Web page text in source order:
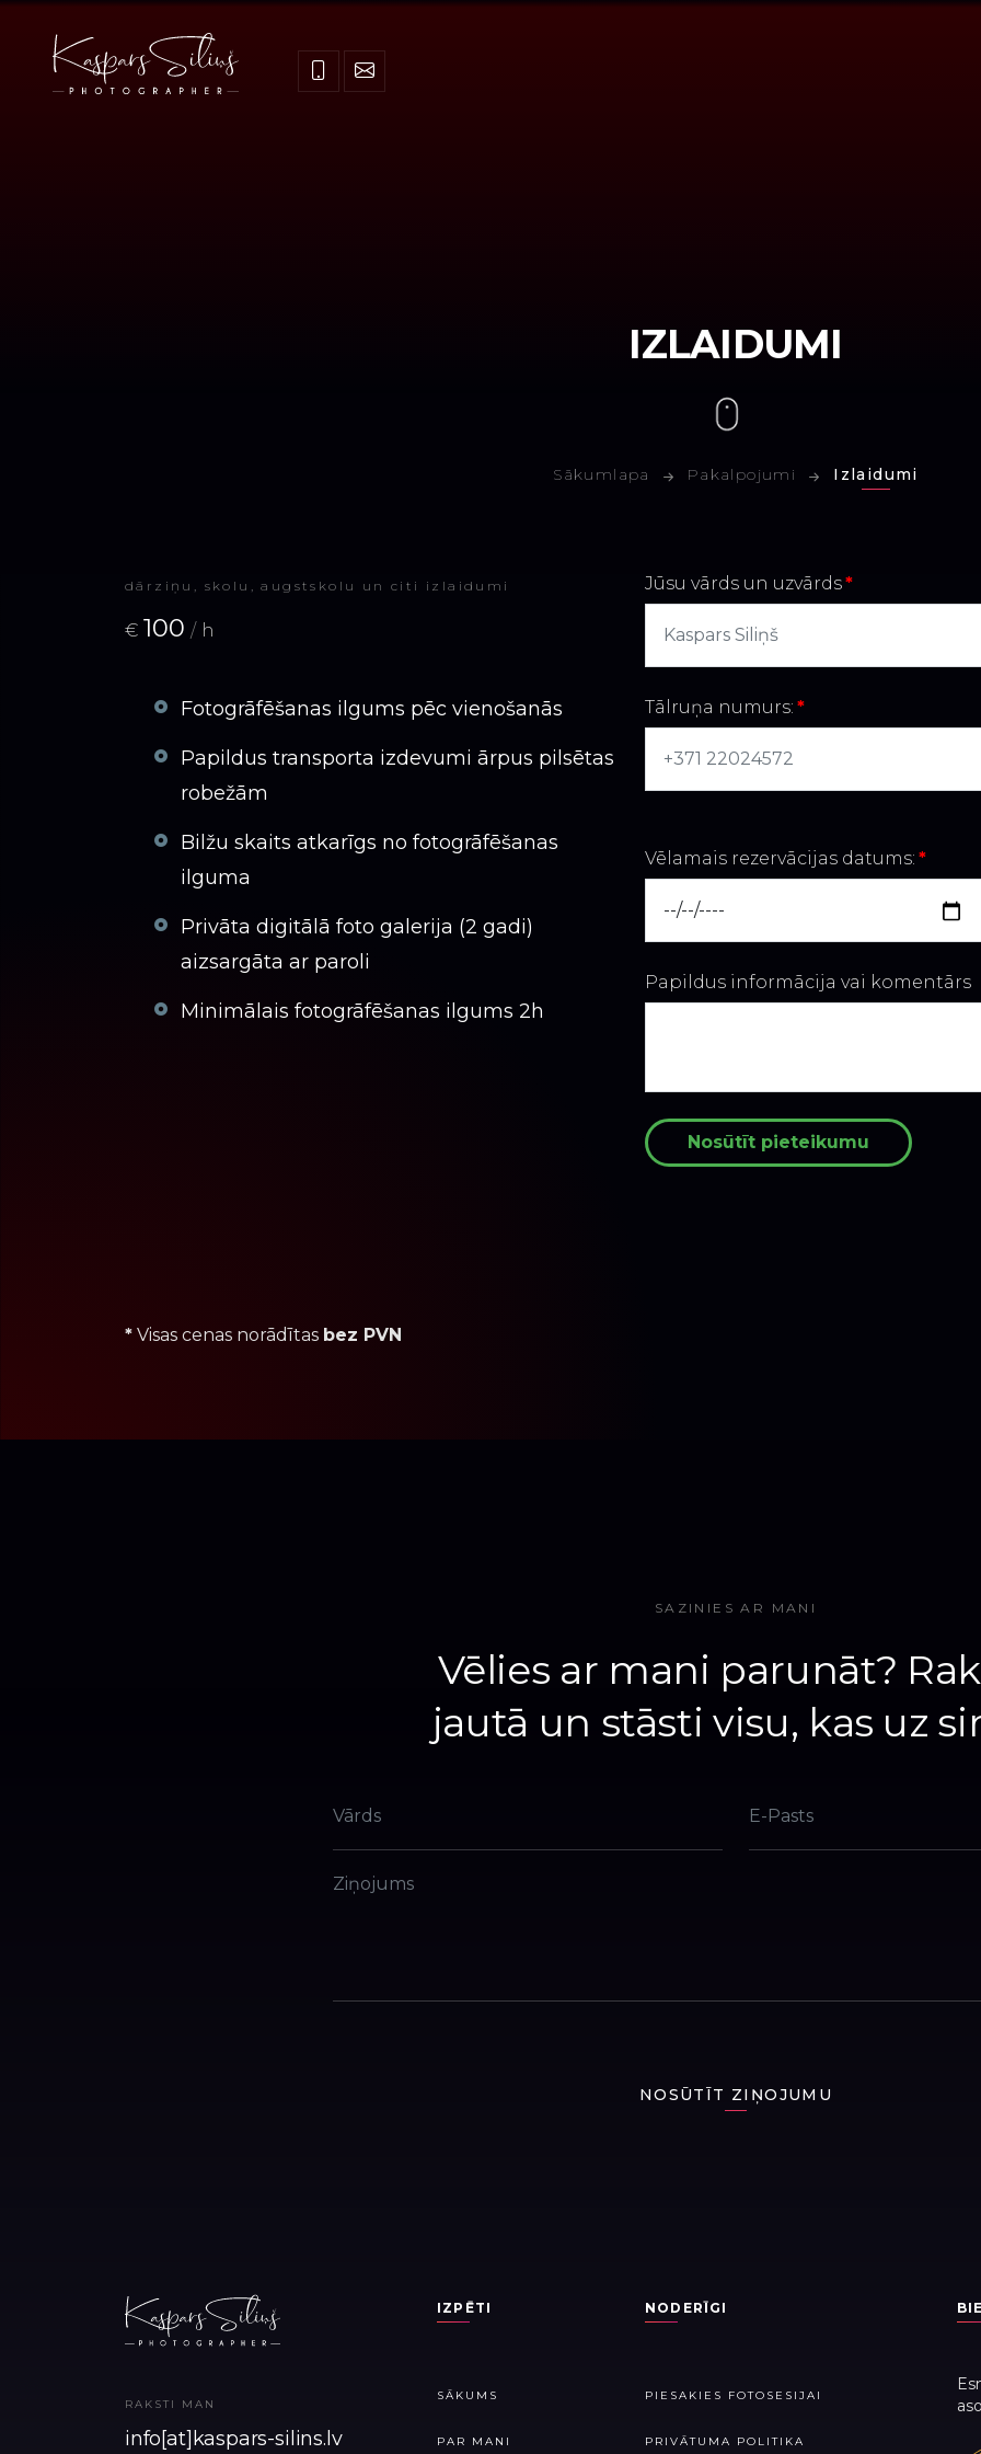
IZLAIDUMI
Sākumlapa Pakalpojumi Izlaidumi
dārziņu, skolu, augstskolu un citi izlaidumi
€ 100 / h
Fotogrāfēšanas ilgums pēc vienošanās
Papildus transporta izdevumi ārpus pilsētas
robežām
Bilžu skaits atkarīgs no fotogrāfēšanas
ilguma
Privāta digitālā foto galerija (2 gadi)
aizsargāta ar paroli
Minimālais fotogrāfēšanas ilgums 2h
Jūsu vārds un uzvārds*
Tālruņa numurs: *
Vēlamais rezervācijas datums: *
Papildus informācija vai komentārs
Nosūtīt pieteikumu
* Visas cenas norādītas bez PVN
SAZINIES AR MANI
Vēlies ar mani parunāt?
jautā un stāsti visu, kas uz
NOSŪTĪT ZIŅOJUMU
RAKSTI MAN
info[at]kaspars-silins.lv
IZPĒTI
SĀKUMS
PAR MANI
NODERĪGI
PIESAKIES FOTOSESIJAI
PRIVĀTUMA POLITIKA